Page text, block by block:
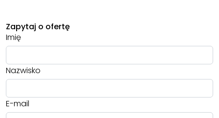
Zapytaj o ofertę
Imię
Nazwisko
E-mail